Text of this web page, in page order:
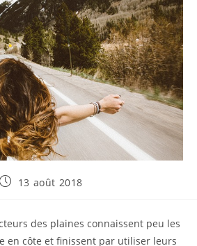
Publication
13 août 2018
des plaines connaissent peu les
en côte et finissent par utiliser leurs